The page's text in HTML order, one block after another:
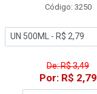
Código: 3250
De: R$ 3,49
Por: R$ 2,79